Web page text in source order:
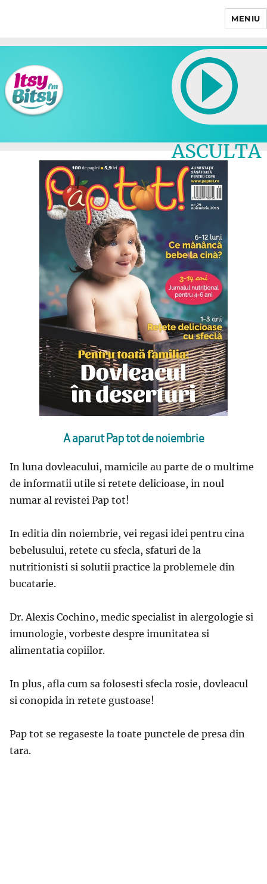
MENIU
ASCULTA
LIVE
A aparut Pap tot de noiembrie
In luna dovleacului, mamicile au parte de o multime
de informatii utile si retete delicioase, in noul
numar al revistei Pap tot!
In editia din noiembrie, vei regasi idei pentru cina
bebelusului, retete cu sfecla, sfaturi de la
nutritionisti si solutii practice la problemele din
bucatarie.
Dr. Alexis Cochino, medic specialist in alergologie si
imunologie, vorbeste despre imunitatea si
alimentatia copiilor.
In plus, afla cum sa folosesti sfecla rosie, dovleacul
si conopida in retete gustoase!
Pap tot se regaseste la toate punctele de presa din
tara.